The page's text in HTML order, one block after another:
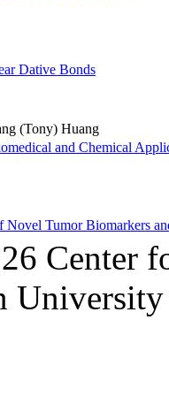
Dative Bonds
(Tony) Huang
and Chemical
Tumor Biomarkers
Center
University